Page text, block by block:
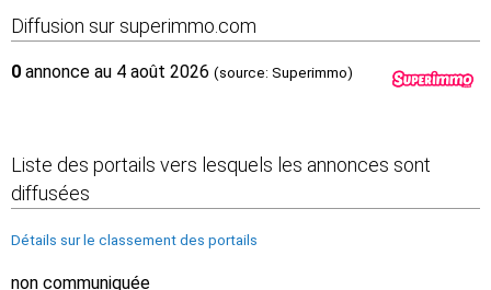
Diffusion sur superimmo.com
0 annonce au 4 août 2026 (source: Superimmo)
Liste des portails vers lesquels les annonces sont
diffusées
Détails sur le classement des portails
non communiquée